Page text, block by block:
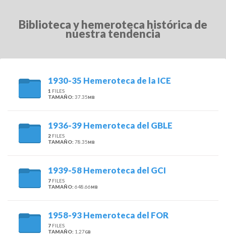
Biblioteca y hemeroteca histórica de
nuestra tendencia
1930-35 Hemeroteca de la ICE
1 FILES
TAMAÑO: 37.35MB
1936-39 Hemeroteca del GBLE
2 FILES
TAMAÑO: 78.35MB
1939-58 Hemeroteca del GCI
7 FILES
TAMAÑO: 648.66MB
1958-93 Hemeroteca del FOR
7 FILES
TAMAÑO: 1.27GB